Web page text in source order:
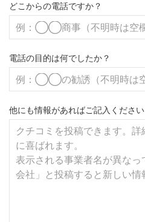
どこからの電話ですか？
電話の目的は何でしたか？
他にも情報があればご記入ください